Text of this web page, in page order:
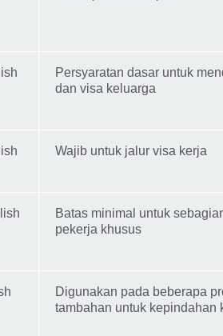
Persyaratan dasar untuk
dan visa keluarga
Wajib untuk jalur visa kerja
Batas minimal untuk
pekerja khusus
Digunakan pada beberapa
tambahan untuk kepindahan